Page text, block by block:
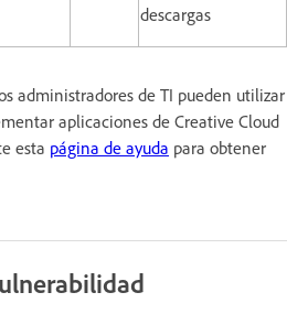
descargas
administradores de TI pueden utilizar
aplicaciones de Creative Cloud
esta página de ayuda para obtener